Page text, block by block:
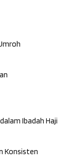
Ibadah Haji
Konsisten